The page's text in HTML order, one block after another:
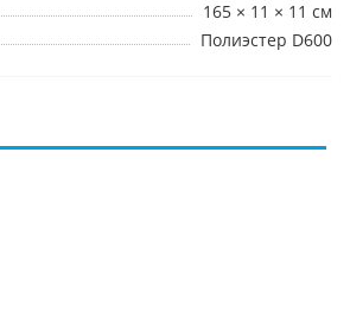
165 × 11 × 11 см
Полиэстер D600